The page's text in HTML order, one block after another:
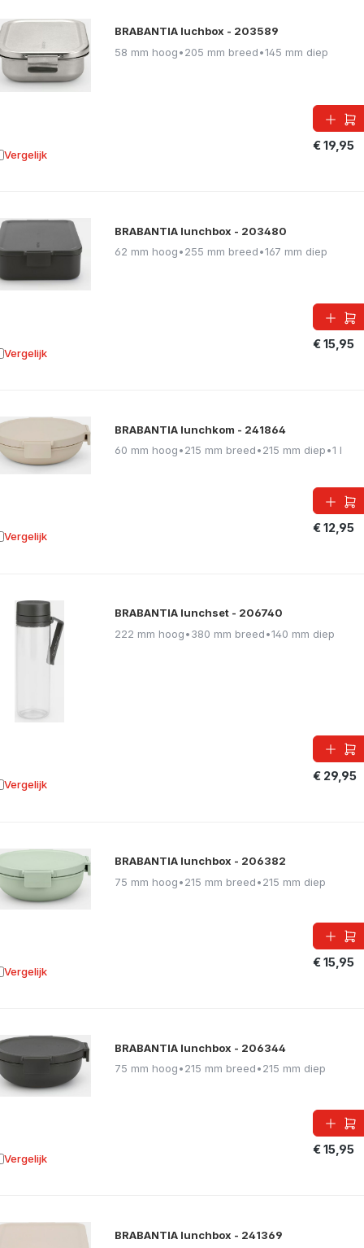
BRABANTIA luchbox - 203589
58 mm hoog•205 mm breed•145 mm diep
€ 19,95
Vergelijk aan vergelijking
BRABANTIA lunchbox - 203480
62 mm hoog•255 mm breed•167 mm diep
€ 15,95
Vergelijk aan vergelijking
BRABANTIA lunchkom - 241864
60 mm hoog•215 mm breed•215 mm diep•1 l
€ 12,95
Vergelijk aan vergelijking
BRABANTIA lunchset - 206740
222 mm hoog•380 mm breed•140 mm diep
€ 29,95
Vergelijk aan vergelijking
BRABANTIA lunchbox - 206382
75 mm hoog•215 mm breed•215 mm diep
€ 15,95
Vergelijk aan vergelijking
BRABANTIA lunchbox - 206344
75 mm hoog•215 mm breed•215 mm diep
€ 15,95
Vergelijk aan vergelijking
BRABANTIA lunchbox - 241369